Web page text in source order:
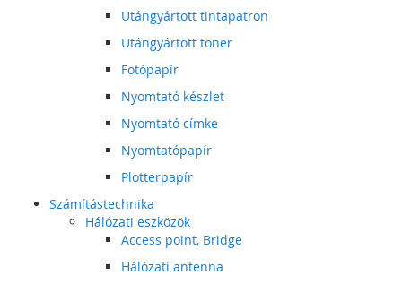
Utángyártott tintapatron
Utángyártott toner
Fotópapír
Nyomtató készlet
Nyomtató címke
Nyomtatópapír
Plotterpapír
Számítástechnika
Hálózati eszközök
Access point, Bridge
Hálózati antenna